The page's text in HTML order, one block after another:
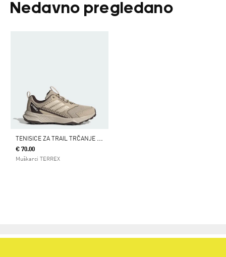
Nedavno pregledano
T
ENISICE ZA TRAIL TRČANJE TRACEFINDER
€ 70.00
Muškarci TERREX